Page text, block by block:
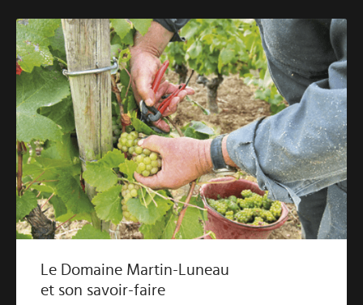
Le Domaine Martin-Luneau
et son savoir-faire